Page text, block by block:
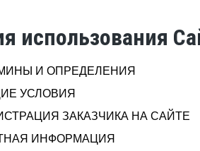
использования
И ОПРЕДЕЛЕНИЯ
УСЛОВИЯ
ЗАКАЗЧИКА НА САЙТЕ
ИНФОРМАЦИЯ